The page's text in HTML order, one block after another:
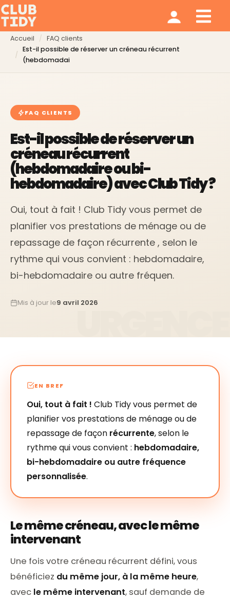
Accueil
FAQ clients
Est-il possible de réserver un créneau récurrent
(hebdomadai
FAQ CLIENTS
Est-il possible de réserver un
créneau récurrent
(hebdomadaire ou bi-
hebdomadaire) avec Club Tidy ?
Oui, tout à fait ! Club Tidy vous permet de
planifier vos prestations de ménage ou de
repassage de façon récurrente , selon le
rythme qui vous convient : hebdomadaire,
bi-hebdomadaire ou autre fréquen.
Mis à jour le9 avril 2026
EN BREF
Oui, tout à fait ! Club Tidy vous permet de
planifier vos prestations de ménage ou de
repassage de façon récurrente, selon le
rythme qui vous convient : hebdomadaire,
bi-hebdomadaire ou autre fréquence
personnalisée.
Le même créneau, avec le même
intervenant
Une fois votre créneau récurrent défini, vous
bénéficiez du même jour, à la même heure,
avec le même intervenant, sauf demande de